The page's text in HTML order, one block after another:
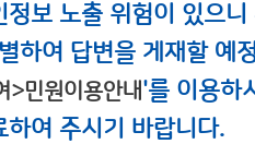
보 노출 위험이 있으
하여 답변을 게재할 예
>민원이용안내'를 이용하
여 주시기 바랍니다.